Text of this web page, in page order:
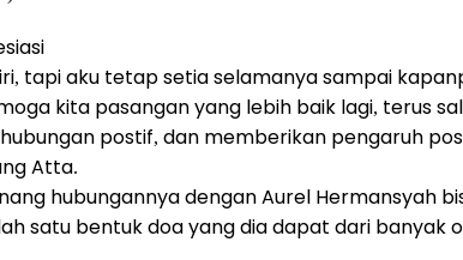
tapi aku tetap setia selamanya sampai
kita pasangan yang lebih baik lagi, terus
postif, dan memberikan pengaruh
Atta.
hubungannya dengan Aurel Hermansyah
satu bentuk doa yang dia dapat dari banyak